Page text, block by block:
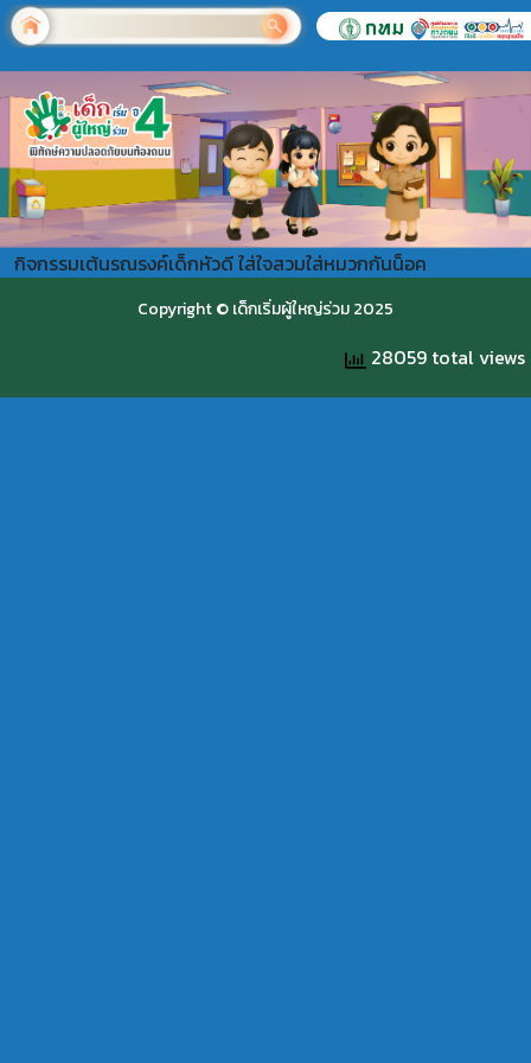
กิจกรรมเต้นรณรงค์เด็กหัวดี ใส่ใจสวมใส่หมวกกันน็อค
Copyright © เด็กเริ่มผู้ใหญ่ร่วม 2025
28059 total views